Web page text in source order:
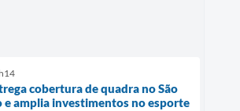
cobertura de quadra no São
e amplia investimentos no esporte